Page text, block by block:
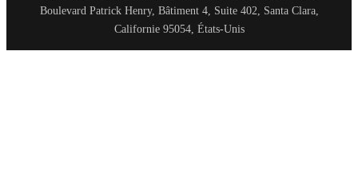
Boulevard Patrick Henry, Bâtiment 4, Suite 402, Santa Clara,
Californie 95054, États-Unis